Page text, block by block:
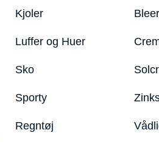
Kjoler
Luffer og Huer
Sko
Sporty
Regntøj
Bleer